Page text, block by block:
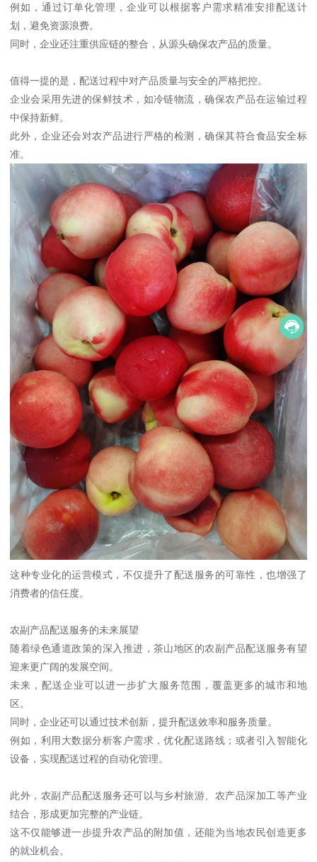
例如，通过订单化管理，企业可以根据客户需求精准安排配送计
划，避免资源浪费。
同时，企业还注重供应链的整合，从源头确保农产品的质量。
值得一提的是，配送过程中对产品质量与安全的严格把控。
企业会采用先进的保鲜技术，如冷链物流，确保农产品在运输过程
中保持新鲜。
此外，企业还会对农产品进行严格的检测，确保其符合食品安全标
准。
这种专业化的运营模式，不仅提升了配送服务的可靠性，也增强了
消费者的信任度。
农副产品配送服务的未来展望
随着绿色通道政策的深入推进，茶山地区的农副产品配送服务有望
迎来更广阔的发展空间。
未来，配送企业可以进一步扩大服务范围，覆盖更多的城市和地
区。
同时，企业还可以通过技术创新，提升配送效率和服务质量。
例如，利用大数据分析客户需求，优化配送路线；或者引入智能化
设备，实现配送过程的自动化管理。
此外，农副产品配送服务还可以与乡村旅游、农产品深加工等产业
结合，形成更加完整的产业链。
这不仅能够进一步提升农产品的附加值，还能为当地农民创造更多
的就业机会。